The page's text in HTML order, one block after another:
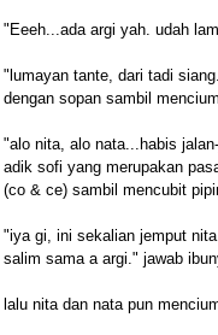
"Eeeh...ada argi yah. udah
"lumayan tante, dari tadi
dengan sopan sambil
"alo nita, alo nata...habis
adik sofi yang merupakan
(co & ce) sambil mencubit
"iya gi, ini sekalian jemput
salim sama a argi." jawab
lalu nita dan nata pun